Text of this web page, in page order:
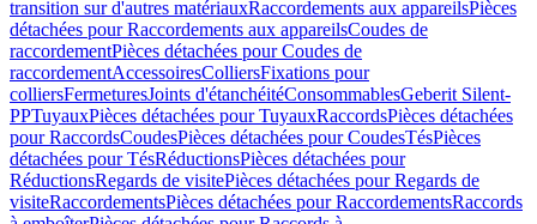
transition sur d'autres matériauxRaccordements aux appareilsPièces
détachées pour Raccordements aux appareilsCoudes de
raccordementPièces détachées pour Coudes de
raccordementAccessoiresColliersFixations pour
colliersFermeturesJoints d'étanchéitéConsommablesGeberit Silent-
PPTuyauxPièces détachées pour TuyauxRaccordsPièces détachées
pour RaccordsCoudesPièces détachées pour CoudesTésPièces
détachées pour TésRéductionsPièces détachées pour
RéductionsRegards de visitePièces détachées pour Regards de
visiteRaccordementsPièces détachées pour RaccordementsRaccords